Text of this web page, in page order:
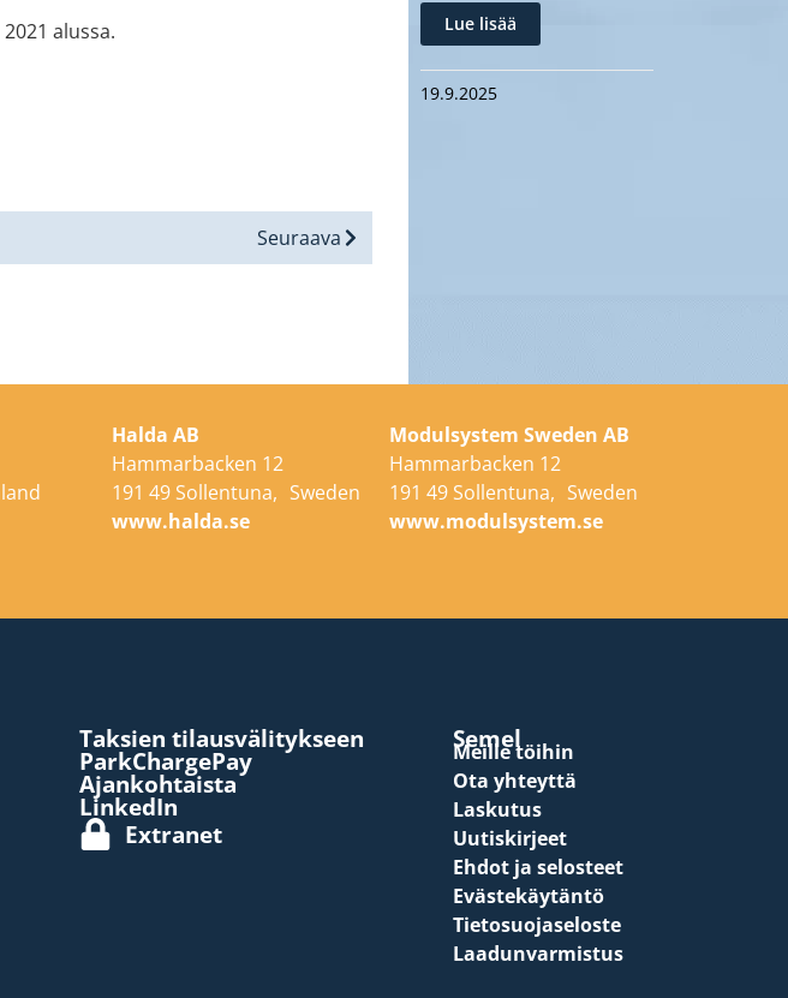
alussa.
Seuraava
Lue lisää
19.9.2025
Halda AB
Hammarbacken 12
191 49 Sollentuna, Sweden
www.halda.se
Modulsystem Sweden AB
Hammarbacken 12
191 49 Sollentuna, Sweden
www.modulsystem.se
Taksien tilausvälitykseen
ParkChargePay
Ajankohtaista
LinkedIn
Extranet
Semel
Meille töihin
Ota yhteyttä
Laskutus
Uutiskirjeet
Ehdot ja selosteet
Evästekäytäntö
Tietosuojaseloste
Laadunvarmistus